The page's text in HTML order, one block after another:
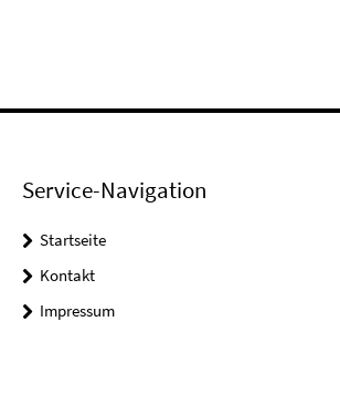
Service-Navigation
Startseite
Kontakt
Impressum